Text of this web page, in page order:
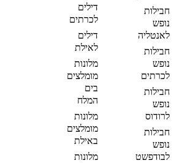
חבילות
נופש
לאנטליה
חבילות
נופש
לכרתים
חבילות
נופש
לרודוס
חבילות
נופש
לבודפשט
דילים
לכרתים
דילים
לאילת
מלונות
מומלצים
בים
המלח
מלונות
מומלצים
באילת
מלונות